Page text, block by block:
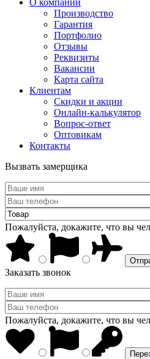
О компании
Производство
Гарантия
Портфолио
Отзывы
Реквизиты
Вакансии
Карта сайта
Клиентам
Скидки и акции
Онлайн-калькулятор
Вопрос-ответ
Оптовикам
Контакты
Вызвать замерщика
Пожалуйста, докажите, что вы
Заказать звонок
Пожалуйста, докажите, что вы